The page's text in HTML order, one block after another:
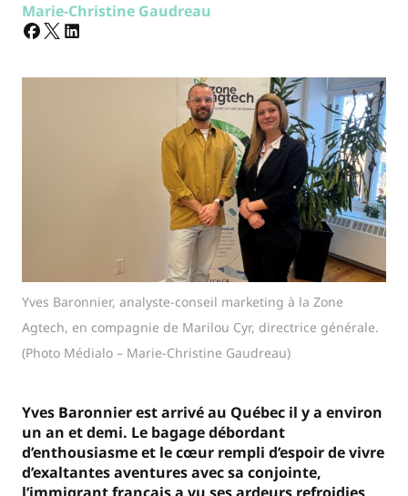
Marie-Christine Gaudreau
Yves Baronnier, analyste-conseil marketing à la Zone
Agtech, en compagnie de Marilou Cyr, directrice générale.
(Photo Médialo – Marie-Christine Gaudreau)
Yves Baronnier est arrivé au Québec il y a environ
un an et demi. Le bagage débordant
d’enthousiasme et le cœur rempli d’espoir de vivre
d’exaltantes aventures avec sa conjointe,